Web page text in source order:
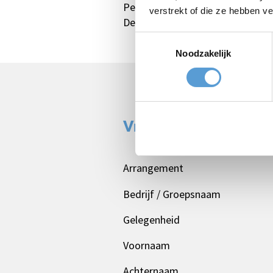
verstrekt of die ze hebben
Noodzakelijk
Perfect als aandenken aan een
De winnaarsketting is
Vrijblijvende offerte:
Arrangement
Bedrijf / Groepsnaam
Gelegenheid
Voornaam